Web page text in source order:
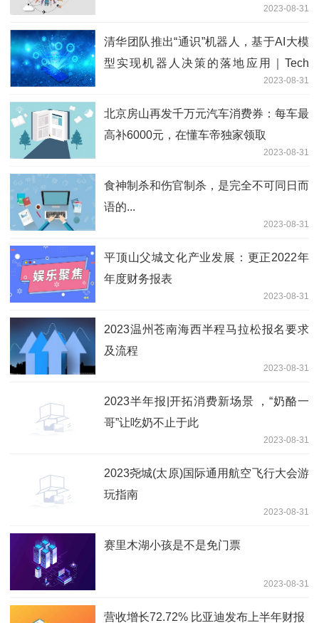
2023-08-31
清华团队推出“通识”机器人，基于AI大模
型实现机器人决策的落地应用｜Tech
2023-08-31
北京房山再发千万元汽车消费券：每车最
高补6000元，在懂车帝独家领取
2023-08-31
食神制杀和伤官制杀，是完全不可同日而
语的...
2023-08-31
平顶山父城文化产业发展：更正2022年
年度财务报表
2023-08-31
2023温州苍南海西半程马拉松报名要求
及流程
2023-08-31
2023半年报|开拓消费新场景 ，“奶酪一
哥”让吃奶不止于此
2023-08-31
2023尧城(太原)国际通用航空飞行大会游
玩指南
2023-08-31
赛里木湖小孩是不是免门票
2023-08-31
营收增长72.72% 比亚迪发布上半年财报